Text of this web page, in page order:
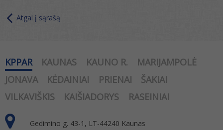
Atgal į sąrašą
KPPAR KAUNAS KAUNO R.
MARIJAMPOLĖ
JONAVA
KĖDAINIAI PRIENAI
ŠAKIAI
VILKAVIŠKIS
KAIŠIADORYS RASEINIAI
Gedimino g. 43-1, LT-44240 Kaunas